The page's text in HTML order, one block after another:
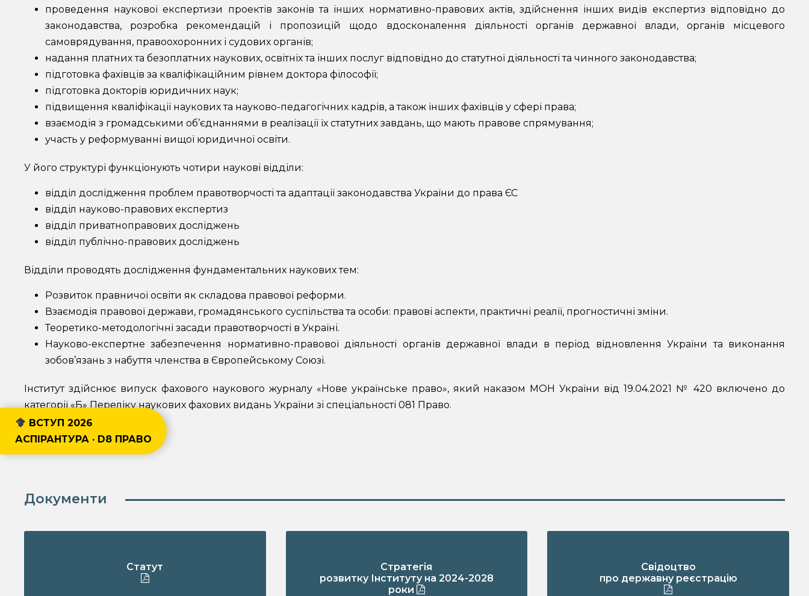
проведення наукової експертизи проектів законів та інших нормативно-правових актів, здійснення інших видів експертиз відповідно до
законодавства, розробка рекомендацій і пропозицій щодо вдосконалення діяльності органів державної влади, органів місцевого
самоврядування, правоохоронних і судових органів;
надання платних та безоплатних наукових, освітніх та інших послуг відповідно до статутної діяльності та чинного законодавства;
підготовка фахівців за кваліфікаційним рівнем доктора філософії;
підготовка докторів юридичних наук;
підвищення кваліфікації наукових та науково-педагогічних кадрів, а також інших фахівців у сфері права;
взаємодія з громадськими об’єднаннями в реалізації їх статутних завдань, що мають правове спрямування;
участь у реформуванні вищої юридичної освіти.
У його структурі функціонують чотири наукові відділи:
відділ дослідження проблем правотворчості та адаптації законодавства України до права ЄС
відділ науково-правових експертиз
відділ приватноправових досліджень
відділ публічно-правових досліджень
Відділи проводять дослідження фундаментальних наукових тем:
Розвиток правничої освіти як складова правової реформи.
Взаємодія правової держави, громадянського суспільства та особи: правові аспекти, практичні реалії, прогностичні зміни.
Теоретико-методологічні засади правотворчості в Україні.
Науково-експертне забезпечення нормативно-правової діяльності органів державної влади в період відновлення України та виконання
зобов’язань з набуття членства в Європейському Союзі.
Інститут здійснює випуск фахового наукового журналу «Нове українське право», який наказом МОН України від 19.04.2021 № 420 включено до
категорії «Б» Переліку наукових фахових видань України зі спеціальності 081 Право.
Документи
Статут
Стратегія
розвитку Інституту на 2024-2028
роки
Свідоцтво
про державну реєстрацію
ВСТУП 2026
АСПІРАНТУРА · D8 ПРАВО